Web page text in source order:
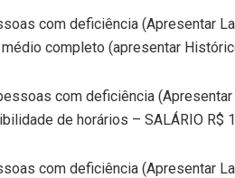
com deficiência (Apresentar
completo (apresentar
com deficiência
de horários – SALÁRIO R$
com deficiência (Apresentar